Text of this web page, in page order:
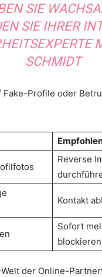
SIE
SIE IHRER
SCHMIDT
Fake-Profile oder
Reverse
Kontakt
Sofort
blockieren
der Online-